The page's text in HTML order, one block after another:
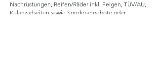
Nachrüstungen, Reifen/Räder inkl. Felgen, TÜV/AU,
Kulanzarbeiten sowie Sonderangebote oder